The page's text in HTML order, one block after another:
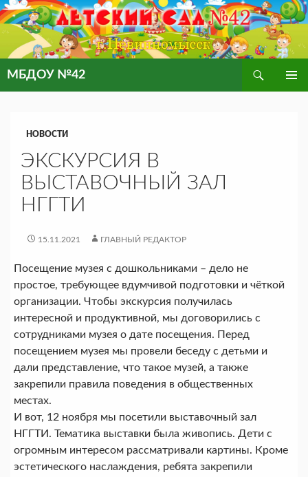
МБДОУ №42
Поиск
НОВОСТИ
ЭКСКУРСИЯ В
ВЫСТАВОЧНЫЙ ЗАЛ
НГГТИ
15.11.2021 ГЛАВНЫЙ РЕДАКТОР
Посещение музея с дошкольниками – дело не
простое, требующее вдумчивой подготовки и чёткой
организации. Чтобы экскурсия получилась
интересной и продуктивной, мы договорились с
сотрудниками музея о дате посещения. Перед
посещением музея мы провели беседу с детьми и
дали представление, что такое музей, а также
закрепили правила поведения в общественных
местах.
И вот, 12 ноября мы посетили выставочный зал
НГГТИ. Тематика выставки была живопись. Дети с
огромным интересом рассматривали картины. Кроме
эстетического наслаждения, ребята закрепили